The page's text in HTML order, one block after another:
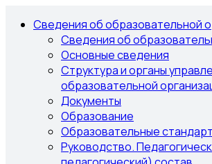
Сведения об образовательной
Сведения об
Основные сведения
Структура и органы
образовательной
Документы
Образование
Образовательные
Руководство.